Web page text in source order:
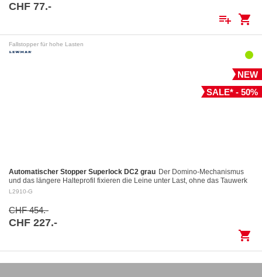
CHF 77.-
playlist_add shopping_cart
Fallstopper für hohe Lasten
NEW
SALE* - 50%
Automatischer Stopper Superlock DC2 grau Der Domino-Mechanismus
und das längere Halteprofil fixieren die Leine unter Last, ohne das Tauwerk
aufzuscheuern Kontrolliertes Fieren: Das…
L2910-G
CHF 454.-
CHF 227.-
shopping_cart